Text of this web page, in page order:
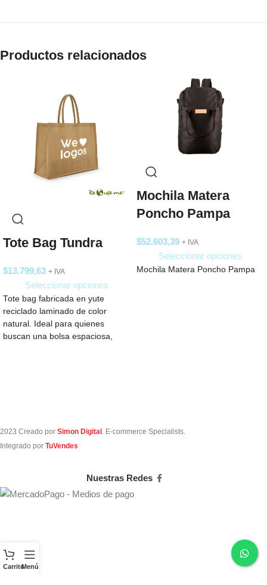
Productos relacionados
Tote Bag Tundra
$13.799,63 + IVA
Seleccionar opciones
Tote bag fabricada en yute
reciclado laminado de color
natural. Ideal para quienes
buscan una bolsa espaciosa,
Mochila Matera
Poncho Pampa
$52.603,39 + IVA
Seleccionar opciones
Mochila Matera Poncho Pampa
2023 Creado por Simon Digital. E-commerce Specialists.
Integrado por TuVendes
Nuestras Redes
CarritoMenú